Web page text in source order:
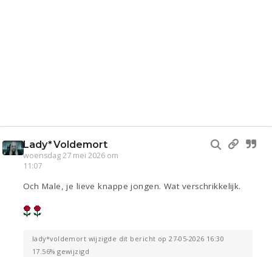
Lady*Voldemort
woensdag 27 mei 2026 om
11:07
Och Male, je lieve knappe jongen. Wat verschrikkelijk.
lady*voldemort wijzigde dit bericht op 27-05-2026 16:30
17.56% gewijzigd